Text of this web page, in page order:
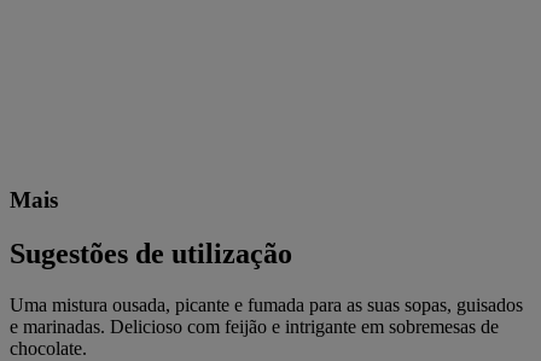
Mais
Sugestões de utilização
Uma mistura ousada, picante e fumada para as suas sopas, guisados
e marinadas. Delicioso com feijão e intrigante em sobremesas de
chocolate.